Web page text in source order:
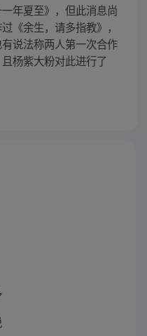
年夏至》，但此消息尚
《余生，请多指教》，
说法称两人第一次合作
杨紫大粉对此进行了